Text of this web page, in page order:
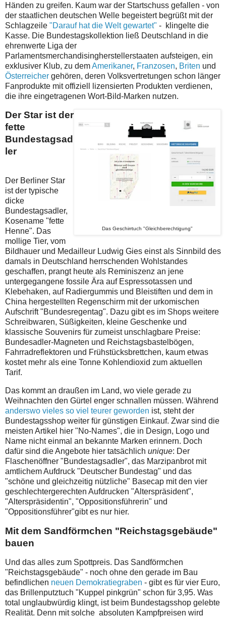
Händen zu greifen. Kaum war der Startschuss gefallen - von
der staatlichen deutschen Welle begeistert begrüßt mit der
Schlagzeile "Darauf hat die Welt gewartet" - klingelte die
Kasse. Die Bundestagskollektion ließ Deutschland in die
ehrenwerte Liga der
Parlamentsmerchandisingherstellerstaaten aufsteigen, ein
exklusiver Klub, zu demAmerikaner, Franzosen, Briten und
Österreicher gehören, deren Volksvertretungen schon länger
Fanprodukte mit offiziell lizensierten Produkten verdienen,
die ihre eingetragenen Wort-Bild-Marken nutzen.
Das Geschirrtuch "Gleichberechtigung"
Der Star ist der
fette
Bundestagsad
ler
Der Berliner Star
ist der typische
dicke
Bundestagsadler,
Kosename "fette
Henne". Das
mollige Tier, vom
Bildhauer und Medailleur Ludwig Gies einst als Sinnbild des
damals in Deutschland herrschenden Wohlstandes
geschaffen, prangt heute als Reminiszenz an jene
untergegangene fossile Ära auf Espressotassen und
Klebehaken, auf Radiergummis und Bleistiften und dem in
China hergestellten Regenschirm mit der urkomischen
Aufschrift "Bundesregentag". Dazu gibt es im Shops weitere
Schreibwaren, Süßigkeiten, kleine Geschenke und
klassische Souvenirs für zumeist unschlagbare Preise:
Bundesadler-Magneten und Reichstagsbastelbögen,
Fahrradreflektoren und Frühstücksbrettchen, kaum etwas
kostet mehr als eine Tonne Kohlendioxid zum aktuellen
Tarif.
Das kommt an draußen im Land, wo viele gerade zu
Weihnachten den Gürtel enger schnallen müssen. Während
anderswo vieles so viel teurer geworden ist, steht der
Bundestagsshop weiter für günstigen Einkauf. Zwar sind die
meisten Artikel hier "No-Names", die in Design, Logo und
Name nicht einmal an bekannte Marken erinnern. Doch
dafür sind die Angebote hier tatsächlich unique: Der
Flaschenöffner "Bundestagsadler", das Marzipanbrot mit
amtlichem Aufdruck "Deutscher Bundestag" und das
"schöne und gleichzeitig nützliche" Basecap mit den vier
geschlechtergerechten Aufdrucken "Alterspräsident",
"Alterspräsidentin", "Oppositionsführerin" und
"Oppositionsführer"gibt es nur hier.
Mit dem Sandförmchen "Reichstagsgebäude"
bauen
Und das alles zum Spottpreis. Das Sandförmchen
"Reichstagsgebäude" - noch ohne den gerade im Bau
befindlichen neuen Demokratiegraben - gibt es für vier Euro,
das Brillenputztuch "Kuppel pinkgrün" schon für 3,95. Was
total unglaubwürdig klingt, ist beim Bundestagsshop gelebte
Realität. Denn mit solche absoluten Kampfpreisen wird